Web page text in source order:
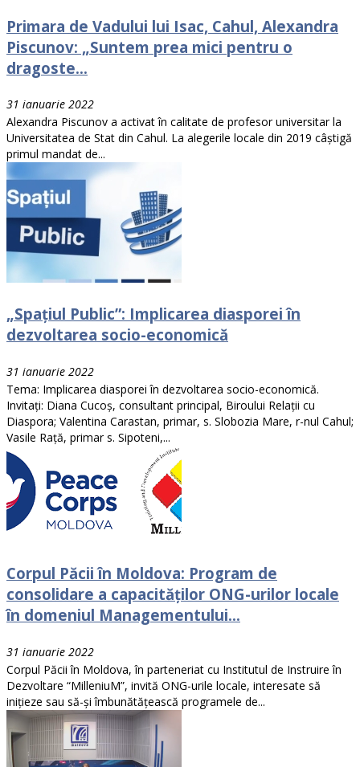
Primara de Vadului lui Isac, Cahul, Alexandra
Piscunov: „Suntem prea mici pentru o
dragoste...
31 ianuarie 2022
Alexandra Piscunov a activat în calitate de profesor universitar la
Universitatea de Stat din Cahul. La alegerile locale din 2019 câștigă
primul mandat de...
„Spațiul Public”: Implicarea diasporei în
dezvoltarea socio-economică
31 ianuarie 2022
Tema: Implicarea diasporei în dezvoltarea socio-economică.
Invitați: Diana Cucoș, consultant principal, Biroului Relații cu
Diaspora; Valentina Carastan, primar, s. Slobozia Mare, r-nul Cahul;
Vasile Rață, primar s. Sipoteni,...
Corpul Păcii în Moldova: Program de
consolidare a capacităților ONG-urilor locale
în domeniul Managementului...
31 ianuarie 2022
Corpul Păcii în Moldova, în parteneriat cu Institutul de Instruire în
Dezvoltare “MilleniuM”, invită ONG-urile locale, interesate să
inițieze sau să-și îmbunătățească programele de...